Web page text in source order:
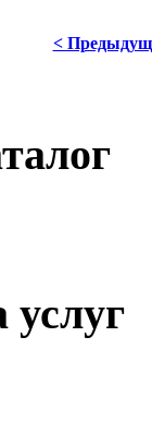
<
услуг